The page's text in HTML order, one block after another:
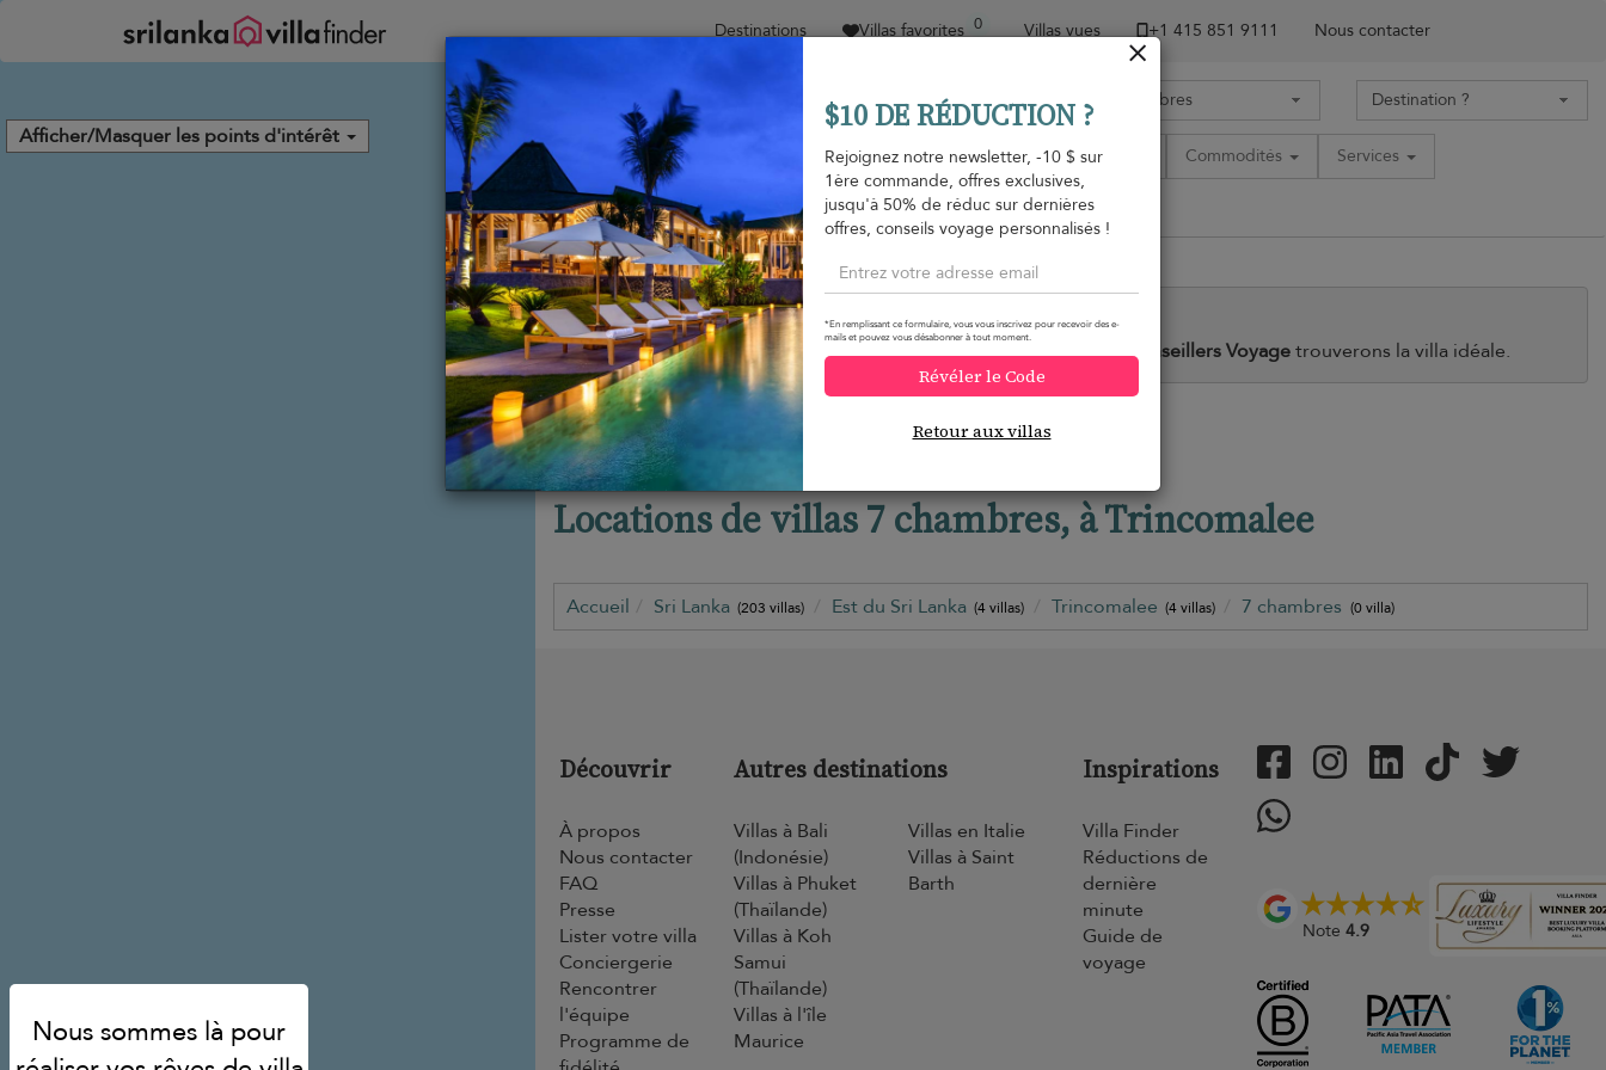
Destinations Villas favorites 0 Villas vues +1 ​415 851 9111 Nous contacter
Afficher/Masquer les points d'intérêt
Trier par Fourchette de prix Collections Emplacement Commodités
Services
Pour les familles
Type de propriété
Pas de résultats ? Nous pouvons vous aider.
Contactez nousen partageant les détails de votre séjour et nosConseillers Voyagetrouverons la villa idéale.
Locations de villas 7 chambres, à Trincomalee
Accueil Sri Lanka (203 villas) Est du Sri Lanka (4 villas) Trincomalee (4 villas) 7 chambres (0 villa)
$10 DE RÉDUCTION ?
Rejoignez notre newsletter, -10 $ sur
1ère commande, offres exclusives,
jusqu'à 50% de réduc sur dernières
offres, conseils voyage personnalisés !
*En remplissant ce formulaire, vous vous inscrivez pour recevoir des e-
mails et pouvez vous désabonner à tout moment.
Révéler le Code
Retour aux villas
Découvrir
À propos
Nous contacter
FAQ
Presse
Lister votre villa
Conciergerie
Rencontrer
l'équipe
Programme de
Autres destinations
Villas à Bali
(Indonésie)
Villas à Phuket
(Thaïlande)
Villas à Koh
Samui
(Thaïlande)
Villas à l'île
Maurice
Villas en Italie
Villas à Saint
Barth
Inspirations
Villa Finder
Réductions de
dernière
minute
Guide de
voyage
Note 4.9
Vos paramètres de cookies